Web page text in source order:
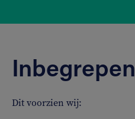
Inbegrepen
Dit voorzien wij: